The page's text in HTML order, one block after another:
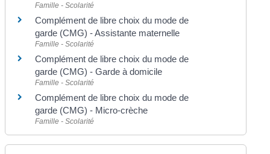
Famille - Scolarité
Complément de libre choix du mode de
garde (CMG) - Assistante maternelle
Famille - Scolarité
Complément de libre choix du mode de
garde (CMG) - Garde à domicile
Famille - Scolarité
Complément de libre choix du mode de
garde (CMG) - Micro-crèche
Famille - Scolarité